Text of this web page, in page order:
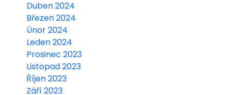
Duben 2024
Březen 2024
Únor 2024
Leden 2024
Prosinec 2023
Listopad 2023
Říjen 2023
Září 2023